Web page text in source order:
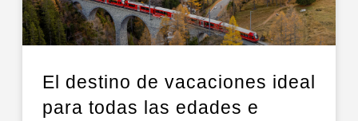
El destino de vacaciones ideal
para todas las edades e